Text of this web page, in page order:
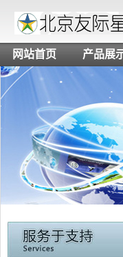
网站首页 产品展